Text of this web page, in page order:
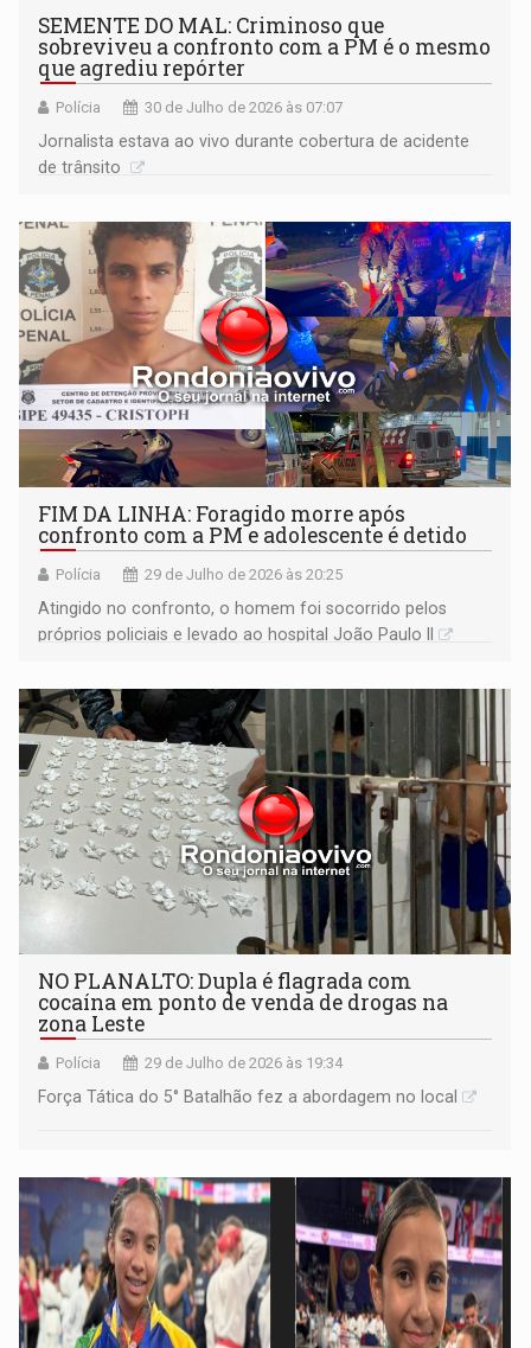
SEMENTE DO MAL: Criminoso que
sobreviveu a confronto com a PM é o mesmo
que agrediu repórter
Polícia 30 de Julho de 2026 às 07:07
Jornalista estava ao vivo durante cobertura de acidente
de trânsito
FIM DA LINHA: Foragido morre após
confronto com a PM e adolescente é detido
Polícia 29 de Julho de 2026 às 20:25
Atingido no confronto, o homem foi socorrido pelos
próprios policiais e levado ao hospital João Paulo II
​NO PLANALTO: Dupla é flagrada com
cocaína em ponto de venda de drogas na
zona Leste
Polícia 29 de Julho de 2026 às 19:34
Força Tática do 5° Batalhão fez a abordagem no local